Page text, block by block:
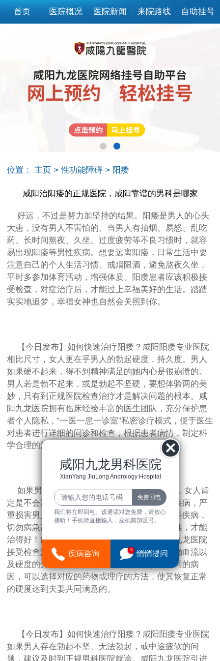
首页 医院概况 医院新闻 来院路线 自助挂号
位置： 主页 >性功能障碍 > 阳痿
咸阳治阳痿的正规医院，咸阳靠谱的男科是哪家
好运，不过是努力加坚持的结果。阳痿是男人的心头
大患，没有男人不害怕的。当男人有抽烟、易怒、乱吃
药、长时间熬夜、久坐、过度疲劳等不良习惯时，就容
易出现阳痿等男性疾病。想要远离阳痿，日常生活中要
注意自己的个人生活习惯。戒烟限酒，避免熬夜久坐，
平时多参加体育活动，增强体质。阳痿患者应该积极接
受检查，对症治疗后，才能过上幸福美好的生活。踏踏
实实地追梦，幸福女神也自然会关照到你。
【今日发布】如何快速治疗阳痿？咸阳阳痿专业医院
相比尺寸，女人更在乎男人的勃起硬度，持久度。男人
如果硬不起来，得不到精神满足的她内心是很崩溃的。
男人若是勃不起来，或是勃起不坚硬，要想体验两的美
妙，只有到正规医院检查治疗才是解决问题的根本。咸
阳九龙医院拥有临床经验丰富的医生团队，充分保护患
者个人隐私，“一医一患一诊室”私密诊疗模式，便于医生
对患者进行详细的问诊和检查，根据患者病情，制定科
学合理的治疗方案，为男性健康保驾护航。
如果男人的丁丁硬不起来，心有余而力不足，女人肯
定是不会满意的。阳痿早泄、前列腺炎等男科疾病，严
重损害男人身心健康和家庭和谐幸福。治疗男科疾病，
切勿病急乱投医，眉毛胡子一把抓。只有查得准，才能
治得好！所以，如果患有阳痿，就赶紧到咸阳九龙医院
接受检查治疗吧！通过勃起硬度检测，可以明确血流以
及硬度的分级来对病情做出判断。明确诊断不同的病
因，可以选择对应的药物或理疗的方法，使其恢复正常
的硬度达到夫妻共同满意的。
【今日发布】如何快速治疗阳痿？咸阳阳痿专业医院
如果男人存在勃起不坚、无法勃起，或中途疲软的问
题，建议及时到正规男科医院就诊。咸阳九龙医院引进
咸阳九龙男科医院
XianYang JiuLong Andrology Hospital
我们将立即回电。该通话对您免费，请放心
接听！手机请直接输入，座机前加区号。
疾病咨询 3 悄悄提问